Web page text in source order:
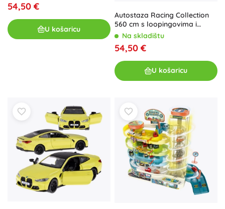
54,50 €
U košaricu
Autostaza Racing Collection
560 cm s loopingovima i
dvama autićima
Na skladištu
54,50 €
U košaricu